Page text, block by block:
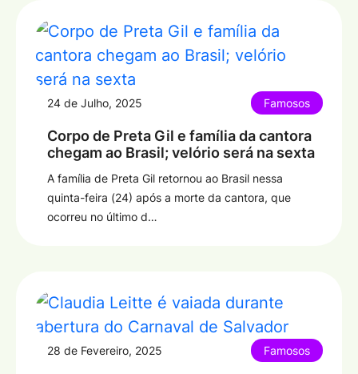
24 de Julho, 2025 Famosos
Corpo de Preta Gil e família da cantora
chegam ao Brasil; velório será na sexta
A família de Preta Gil retornou ao Brasil nessa
quinta-feira (24) após a morte da cantora, que
ocorreu no último d…
28 de Fevereiro, 2025 Famosos